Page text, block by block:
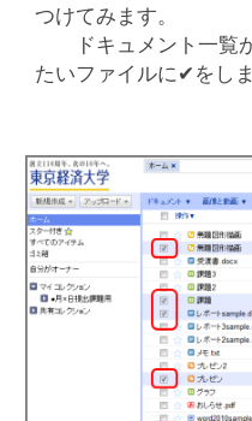
つけてみます。
ドキュメント一覧か
たいファイルに✔をしま